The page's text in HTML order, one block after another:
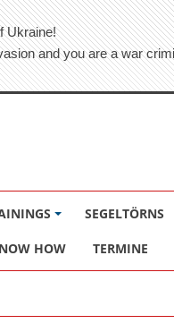
Ukraine!
and you are a war
SEGELTÖRNS
HOW TERMINE